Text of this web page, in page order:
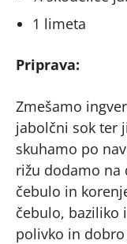
1 limeta
Priprava:
Zmešamo
jabolčni sok ter
skuhamo po
rižu dodamo na
čebulo in
čebulo, baziliko
polivko in